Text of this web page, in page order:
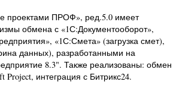
проектами ПРОФ», ред.5.0 имеет
обмена с «1С:Документооборот»,
«1С:Смета» (загрузка смет),
данных), разработанными на
8.3". Также реализованы: обмен
интеграция с Битрикс24.